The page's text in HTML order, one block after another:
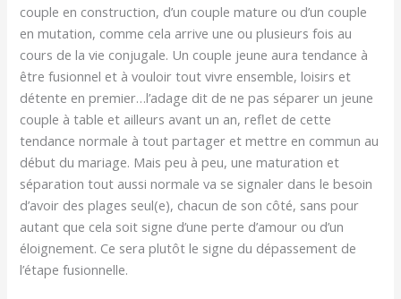
couple en construction, d’un couple mature ou d’un couple
en mutation, comme cela arrive une ou plusieurs fois au
cours de la vie conjugale. Un couple jeune aura tendance à
être fusionnel et à vouloir tout vivre ensemble, loisirs et
détente en premier…l’adage dit de ne pas séparer un jeune
couple à table et ailleurs avant un an, reflet de cette
tendance normale à tout partager et mettre en commun au
début du mariage. Mais peu à peu, une maturation et
séparation tout aussi normale va se signaler dans le besoin
d’avoir des plages seul(e), chacun de son côté, sans pour
autant que cela soit signe d’une perte d’amour ou d’un
éloignement. Ce sera plutôt le signe du dépassement de
l’étape fusionnelle.